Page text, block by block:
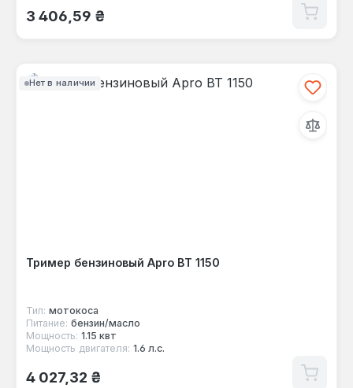
Обычная цена:
3 406,59 ₴
Нет в наличии
Тример бензиновый Apro ВТ 1150
Тип: мотокоса
Питание: бензин/масло
Мощность: 1.15 квт
Мощность двигателя: 1.6 л.с.
Обычная цена:
4 027,32 ₴